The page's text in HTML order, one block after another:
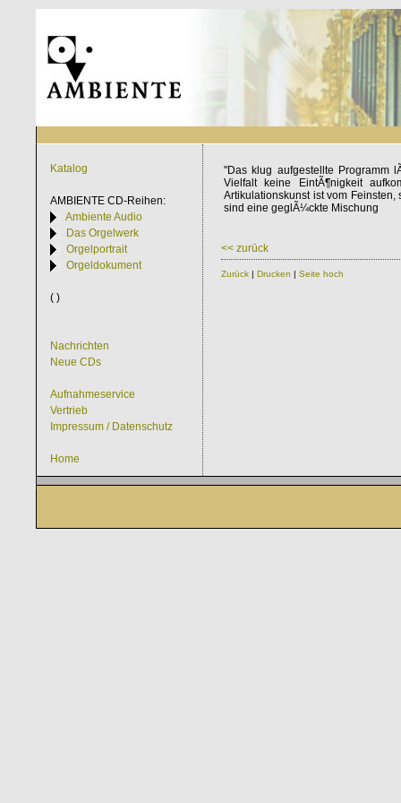
Katalog
AMBIENTE CD-Reihen:
Ambiente Audio
Das Orgelwerk
Orgelportrait
Orgeldokument
( )
Nachrichten
Neue CDs
Aufnahmeservice
Vertrieb
Impressum / Datenschutz
Home
"Das klug aufgestellte Programm
Vielfalt keine EintÃ¶nigkeit
Artikulationskunst ist vom
sind eine geglÃ¼ckte Mischung
<< zurück
Zurück | Drucken | Seite hoch